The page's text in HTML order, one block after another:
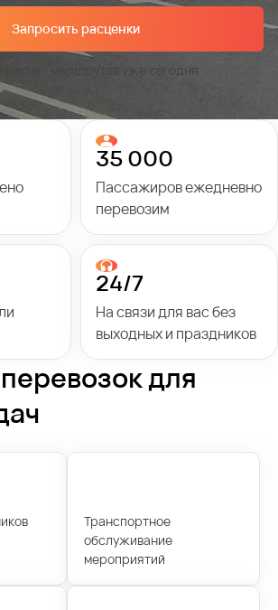
Запросить расценки
маршрутов уже сегодня
35 000
Пассажиров ежедневно
перевозим
24/7
На связи для вас без
выходных и праздников
для
Транспортное
обслуживание
мероприятий